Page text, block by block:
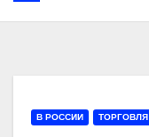
В РОССИИ ТОРГОВЛЯ